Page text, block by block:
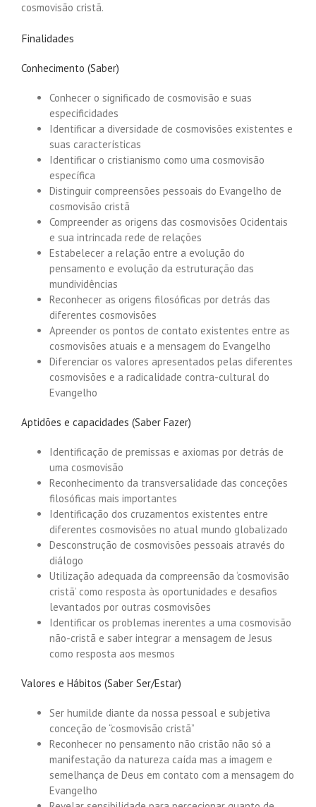
cosmovisão cristã.
Finalidades
Conhecimento (Saber)
Conhecer o significado de cosmovisão e suas
especificidades
Identificar a diversidade de cosmovisões existentes e
suas características
Identificar o cristianismo como uma cosmovisão
específica
Distinguir compreensões pessoais do Evangelho de
cosmovisão cristã
Compreender as origens das cosmovisões Ocidentais
e sua intrincada rede de relações
Estabelecer a relação entre a evolução do
pensamento e evolução da estruturação das
mundividências
Reconhecer as origens filosóficas por detrás das
diferentes cosmovisões
Apreender os pontos de contato existentes entre as
cosmovisões atuais e a mensagem do Evangelho
Diferenciar os valores apresentados pelas diferentes
cosmovisões e a radicalidade contra-cultural do
Evangelho
Aptidões e capacidades (Saber Fazer)
Identificação de premissas e axiomas por detrás de
uma cosmovisão
Reconhecimento da transversalidade das conceções
filosóficas mais importantes
Identificação dos cruzamentos existentes entre
diferentes cosmovisões no atual mundo globalizado
Desconstrução de cosmovisões pessoais através do
diálogo
Utilização adequada da compreensão da ‘cosmovisão
cristã’ como resposta às oportunidades e desafios
levantados por outras cosmovisões
Identificar os problemas inerentes a uma cosmovisão
não-cristã e saber integrar a mensagem de Jesus
como resposta aos mesmos
Valores e Hábitos (Saber Ser/Estar)
Ser humilde diante da nossa pessoal e subjetiva
conceção de “cosmovisão cristã”
Reconhecer no pensamento não cristão não só a
manifestação da natureza caída mas a imagem e
semelhança de Deus em contato com a mensagem do
Evangelho